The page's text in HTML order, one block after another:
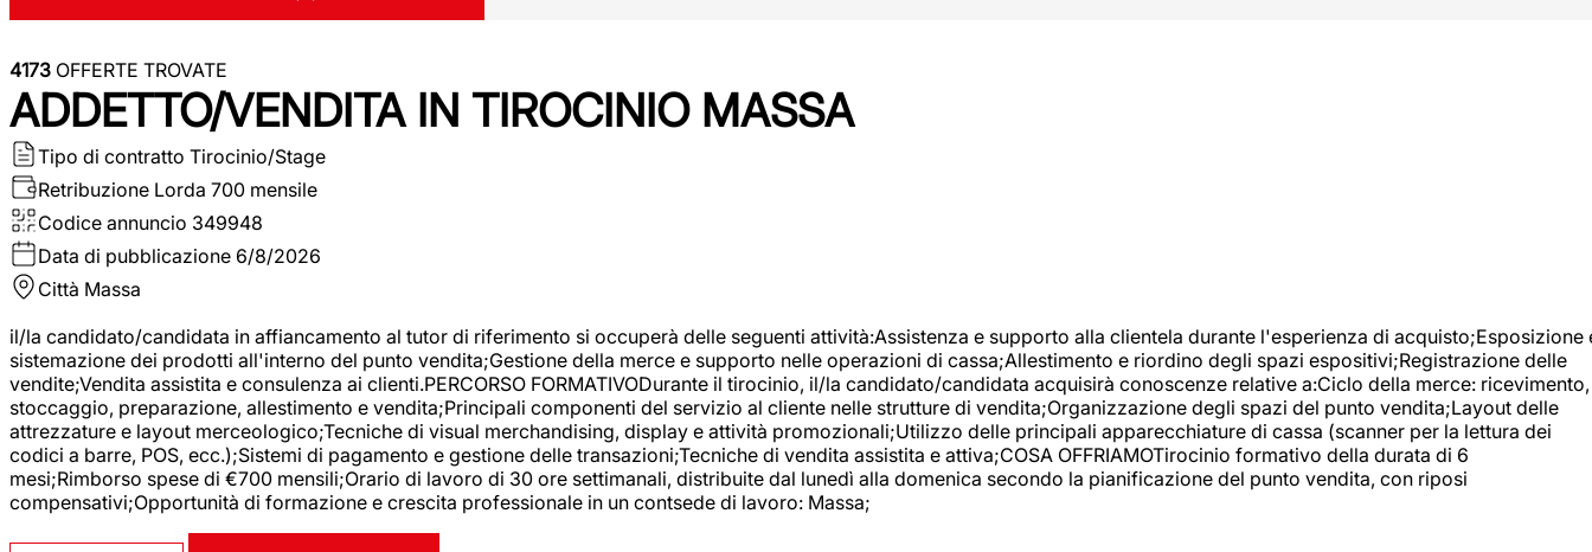
4173 OFFERTE TROVATE
ADDETTO/VENDITA IN TIROCINIO MASSA
Tipo di contratto Tirocinio/Stage
Retribuzione Lorda 700 mensile
Codice annuncio 349948
Data di pubblicazione 6/8/2026
Città Massa
il/la candidato/candidata in affiancamento al tutor di riferimento si occuperà delle seguenti attività:Assistenza e supporto alla clientela durante l'esperienza di acquisto;Esposizione
sistemazione dei prodotti all'interno del punto vendita;Gestione della merce e supporto nelle operazioni di cassa;Allestimento e riordino degli spazi espositivi;Registrazione delle
vendite;Vendita assistita e consulenza ai clienti.PERCORSO FORMATIVODurante il tirocinio, il/la candidato/candidata acquisirà conoscenze relative a:Ciclo della merce: ricevimento,
stoccaggio, preparazione, allestimento e vendita;Principali componenti del servizio al cliente nelle strutture di vendita;Organizzazione degli spazi del punto vendita;Layout delle
attrezzature e layout merceologico;Tecniche di visual merchandising, display e attività promozionali;Utilizzo delle principali apparecchiature di cassa (scanner per la lettura dei
codici a barre, POS, ecc.);Sistemi di pagamento e gestione delle transazioni;Tecniche di vendita assistita e attiva;COSA OFFRIAMOTirocinio formativo della durata di 6
mesi;Rimborso spese di €700 mensili;Orario di lavoro di 30 ore settimanali, distribuite dal lunedì alla domenica secondo la pianificazione del punto vendita, con riposi
compensativi;Opportunità di formazione e crescita professionale in un contsede di lavoro: Massa;